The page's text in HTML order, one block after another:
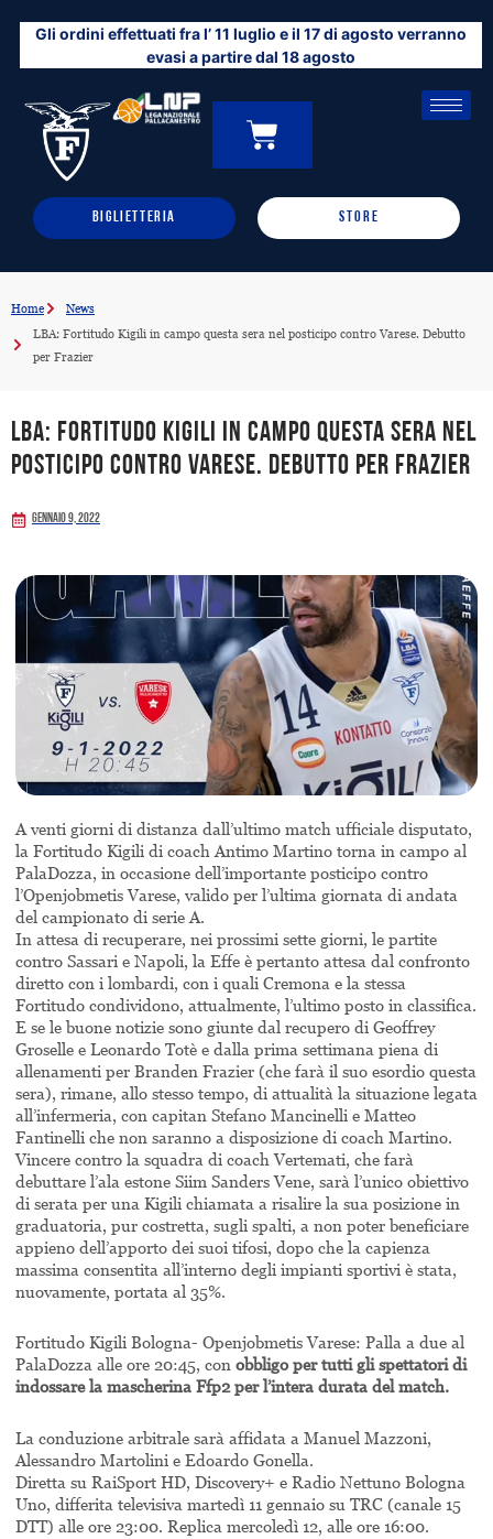
contenuto
Gli ordini effettuati fra l’ 11 luglio e il 17 di agosto verranno
evasi a partire dal 18 agosto
0
CARRELLO
BIGLIETTERIA STORE
Home
News
LBA: Fortitudo Kigili in campo questa sera nel posticipo contro Varese. Debutto
per Frazier
LBA: Fortitudo Kigili in campo questa sera nel
posticipo contro Varese. Debutto per Frazier
Gennaio 9, 2022
A venti giorni di distanza dall’ultimo match ufficiale disputato,
la Fortitudo Kigili di coach Antimo Martino torna in campo al
PalaDozza, in occasione dell’importante posticipo contro
l’Openjobmetis Varese, valido per l’ultima giornata di andata
del campionato di serie A.
In attesa di recuperare, nei prossimi sette giorni, le partite
contro Sassari e Napoli, la Effe è pertanto attesa dal confronto
diretto con i lombardi, con i quali Cremona e la stessa
Fortitudo condividono, attualmente, l’ultimo posto in classifica.
E se le buone notizie sono giunte dal recupero di Geoffrey
Groselle e Leonardo Totè e dalla prima settimana piena di
allenamenti per Branden Frazier (che farà il suo esordio questa
sera), rimane, allo stesso tempo, di attualità la situazione legata
all’infermeria, con capitan Stefano Mancinelli e Matteo
Fantinelli che non saranno a disposizione di coach Martino.
Vincere contro la squadra di coach Vertemati, che farà
debuttare l’ala estone Siim Sanders Vene, sarà l’unico obiettivo
di serata per una Kigili chiamata a risalire la sua posizione in
graduatoria, pur costretta, sugli spalti, a non poter beneficiare
appieno dell’apporto dei suoi tifosi, dopo che la capienza
massima consentita all’interno degli impianti sportivi è stata,
nuovamente, portata al 35%.
Fortitudo Kigili Bologna- Openjobmetis Varese: Palla a due al
PalaDozza alle ore 20:45, conobbligo per tutti gli spettatori di
indossare la mascherina Ffp2 per l’intera durata del match.
La conduzione arbitrale sarà affidata a Manuel Mazzoni,
Alessandro Martolini e Edoardo Gonella.
Diretta su RaiSport HD, Discovery+ e Radio Nettuno Bologna
Uno, differita televisiva martedì 11 gennaio su TRC (canale 15
DTT) alle ore 23:00. Replica mercoledì 12, alle ore 16:00.